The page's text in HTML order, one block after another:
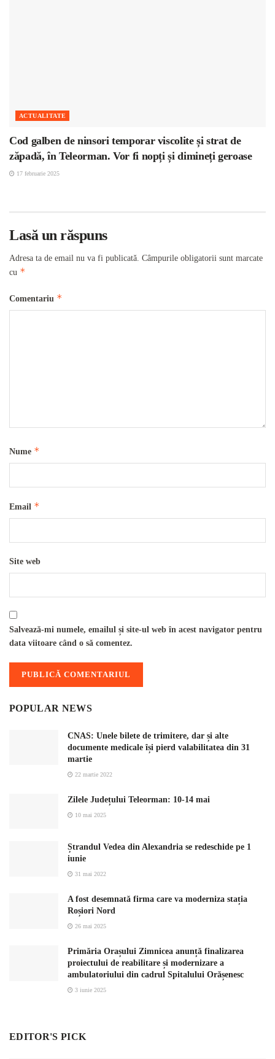
ACTUALITATE
Cod galben de ninsori temporar viscolite și strat de
zăpadă, în Teleorman. Vor fi nopți și dimineți geroase
17 februarie 2025
Lasă un răspuns
Adresa ta de email nu va fi publicată. Câmpurile obligatorii sunt marcate
cu *
Comentariu *
Nume *
Email *
Site web
Salvează-mi numele, emailul și site-ul web în acest navigator pentru
data viitoare când o să comentez.
POPULAR NEWS
CNAS: Unele bilete de trimitere, dar și alte
documente medicale își pierd valabilitatea din 31
martie
22 martie 2022
Zilele Județului Teleorman: 10-14 mai
10 mai 2025
Ștrandul Vedea din Alexandria se redeschide pe 1
iunie
31 mai 2022
A fost desemnată firma care va moderniza stația
Roșiori Nord
26 mai 2025
Primăria Orașului Zimnicea anunță finalizarea
proiectului de reabilitare și modernizare a
ambulatoriului din cadrul Spitalului Orășenesc
3 iunie 2025
EDITOR'S PICK